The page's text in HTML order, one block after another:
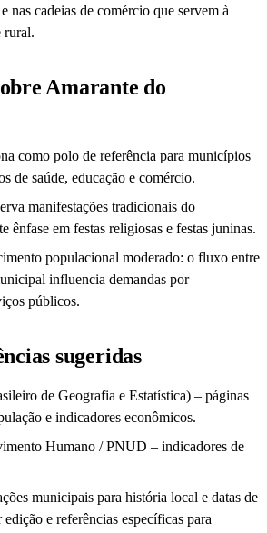
nas cadeias de comércio que servem à
rural.
Amarante do
como polo de referência para municípios
de saúde, educação e comércio.
manifestações tradicionais do
ênfase em festas religiosas e festas juninas.
populacional moderado: o fluxo entre
influencia demandas por
públicos.
sugeridas
de Geografia e Estatística) – páginas
e indicadores econômicos.
Humano / PNUD – indicadores de
municipais para história local e datas de
e referências específicas para